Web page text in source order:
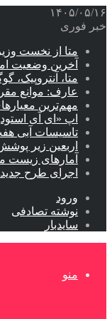
۱۴۰۵/۰۵/۱۶
خبر فوری
متا از نخست
آخرین وضعیت
متا، آنتروپیک،
عارف: موانع
مهم‌ترین
اپ «ای آی
تاسیسات آبی
اربعین زیر
آمارهای زیست
اجرای طرح
ورود
نوشته تصادفی
سایدبار
منو